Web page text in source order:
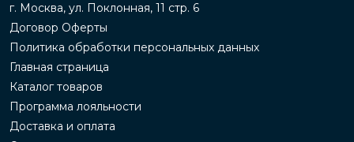
г. Москва, ул. Поклонная, 11 стр. 6
Договор Оферты
Политика обработки персональных данных
Главная страница
Каталог товаров
Программа лояльности
Доставка и оплата